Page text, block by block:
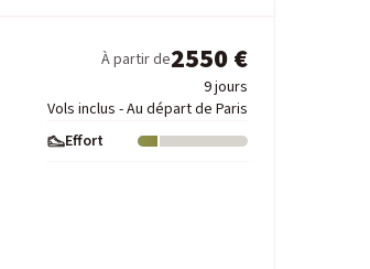
À partir de2550 €
9 jours
Vols inclus - Au départ de Paris
Effort
Niveau : 1